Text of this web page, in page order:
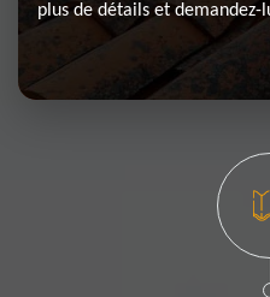
plus de détails et